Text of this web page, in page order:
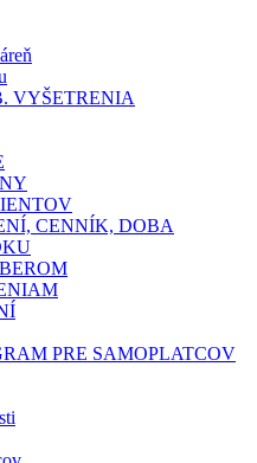
VYŠETRENIA
CENNÍK, DOBA
PRE SAMOPLATCOV